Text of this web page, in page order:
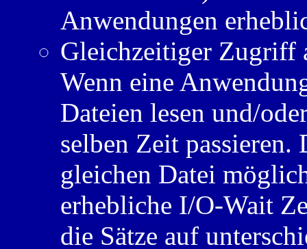
Anwendungen
Gleichzeitiger Zugriff
Wenn eine
Dateien lesen und/
selben Zeit passieren.
gleichen Datei
erhebliche I/O-Wait
die Sätze auf